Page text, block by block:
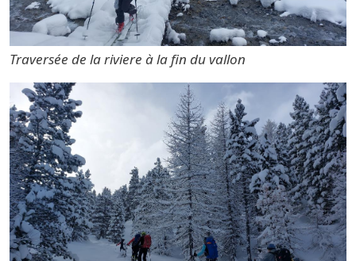
Traversée de la riviere à la fin du vallon